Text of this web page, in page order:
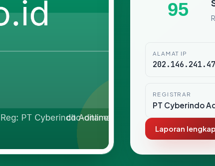
95
ALAMAT IP
202.146.241.47
REGISTRAR
PT Cyberindo
Laporan